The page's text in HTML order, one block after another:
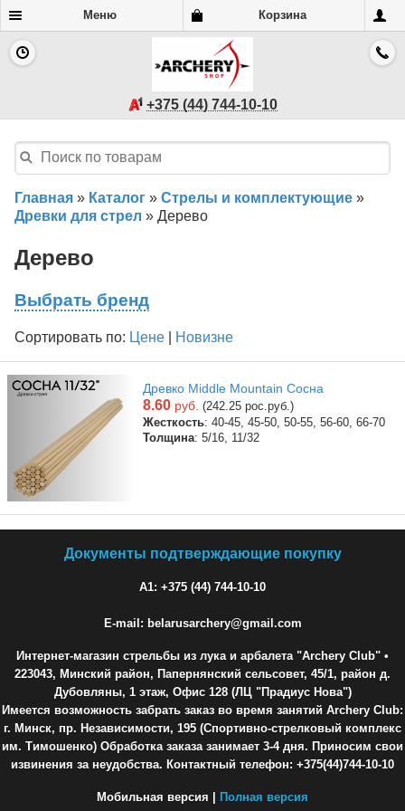
Меню Корзина
+375 (44) 744-10-10
Главная » Каталог » Стрелы и комплектующие »
Древки для стрел » Дерево
Дерево
Выбрать бренд
Сортировать по: Цене Новизне
Древко Middle Mountain Сосна
8.60 руб. (242.25 рос.руб.)
Жесткость: 40-45, 45-50, 50-55, 56-60, 66-70
Толщина: 5/16, 11/32
Документы подтверждающие покупку
A1: +375 (44) 744-10-10
E-mail: belarusarchery@gmail.com
Интернет-магазин стрельбы из лука и арбалета "Archery Club" •
223043, Минский район, Папернянский сельсовет, 45/1, район д.
Дубовляны, 1 этаж, Офис 128 (ЛЦ "Прадиус Нова")
Имеется возможность забрать заказ во время занятий Archery Club:
г. Минск, пр. Независимости, 195 (Спортивно-стрелковый комплекс
им. Тимошенко) Обработка заказа занимает 3-4 дня. Приносим свои
извинения за неудобства. Контактный телефон: +375(44)744-10-10
Мобильная версия | Полная версия